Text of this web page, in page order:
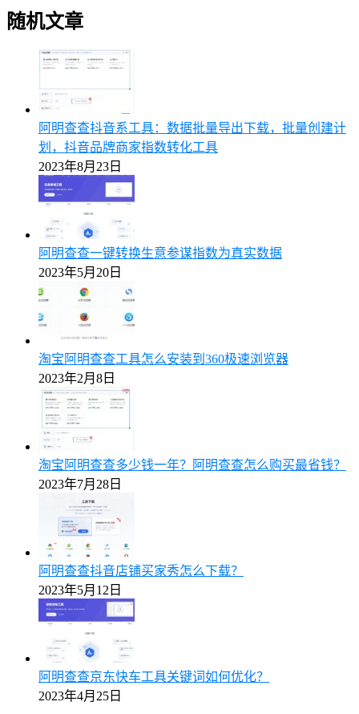
随机文章
阿明查查抖音系工具：数据批量导出下载，批量创建计
划，抖音品牌商家指数转化工具
2023年8月23日
阿明查查一键转换生意参谋指数为真实数据
2023年5月20日
淘宝阿明查查工具怎么安装到360极速浏览器
2023年2月8日
淘宝阿明查查多少钱一年？阿明查查怎么购买最省钱？
2023年7月28日
阿明查查抖音店铺买家秀怎么下载？
2023年5月12日
阿明查查京东快车工具关键词如何优化？
2023年4月25日